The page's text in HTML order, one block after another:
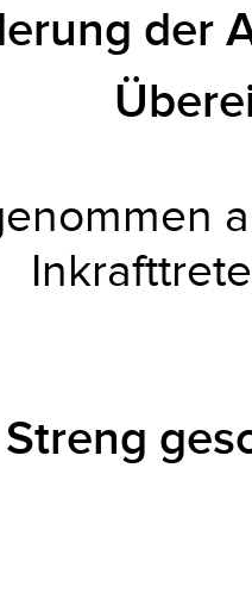
der
Streng